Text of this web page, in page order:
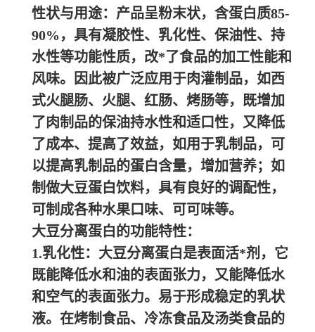
性状与用途：产品呈粉末状，含蛋白质85-
90%，具有凝胶性、乳化性、保油性、持
水性等功能性质，改*了食品的加工性能和
风味。因此被广泛应用于肉灌制品，如西
式火腿肠、火腿、红肠、烤肠等，既增加
了肉制品的保油持水性和适口性，又降低
了成本、提高了效益，如用于乳制品，可
以提高乳制品的蛋白含量，增加营养；如
制做大豆蛋白饮料，具有良好的调配性，
可制成各种水果口味、可可味等。
大豆分离蛋白的功能特性：
1.乳化性：大豆分离蛋白是表面活*剂，它
既能降低水和油的表面张力，又能降低水
和空气的表面张力。易于形成稳定的乳状
液。在烤制食品、冷冻食品及汤类食品的